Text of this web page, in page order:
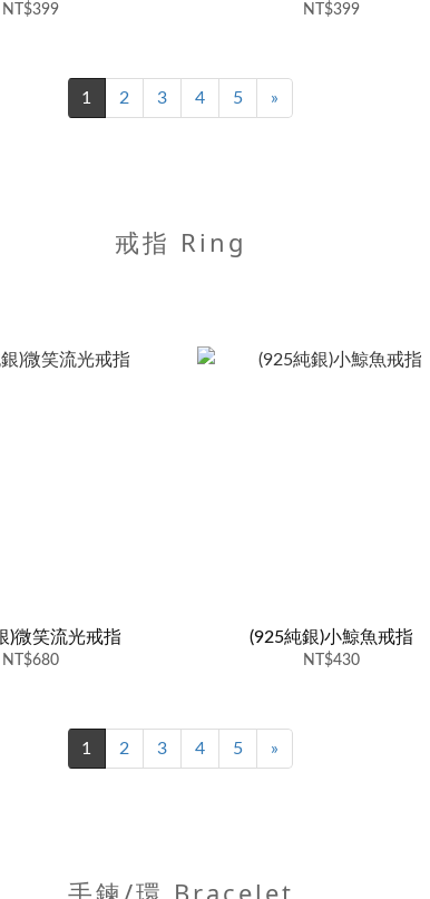
NT$399 NT$399
1 2 3 4 5 »
戒指 Ring
)微笑流光戒指
NT$680
(925純銀)小鯨魚戒指
NT$430
1 2 3 4 5 »